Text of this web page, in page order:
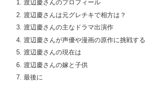
渡辺慶さんのプロフィール
渡辺慶さんは元グレチキで相方は？
渡辺慶さんの主なドラマ出演作
渡辺慶さんが声優や漫画の原作に挑戦す
渡辺慶さんの現在は
渡辺慶さんの嫁と子供
最後に